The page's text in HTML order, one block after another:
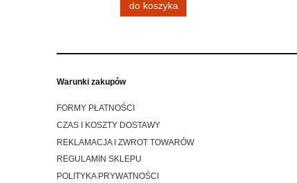
do koszyka
Warunki zakupów
FORMY PŁATNOŚCI
CZAS I KOSZTY DOSTAWY
REKLAMACJA I ZWROT TOWARÓW
REGULAMIN SKLEPU
POLITYKA PRYWATNOŚCI